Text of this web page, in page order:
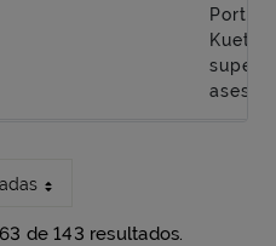
Kueto
de 143 resultados.